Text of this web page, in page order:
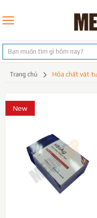
trang chủ hóa chất vật
New